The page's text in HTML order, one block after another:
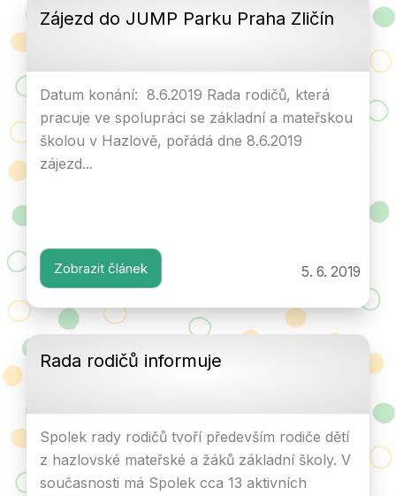
Zájezd do JUMP Parku Praha Zličín
5. 6. 2019
Datum konání: 8.6.2019 Rada rodičů, která
pracuje ve spolupráci se základní a mateřskou
školou v Hazlově, pořádá dne 8.6.2019
zájezd...
Zobrazit článek
Rada rodičů informuje
Spolek rady rodičů tvoří především rodiče dětí
z hazlovské mateřské a žáků základní školy. V
současnosti má Spolek cca 13 aktivních